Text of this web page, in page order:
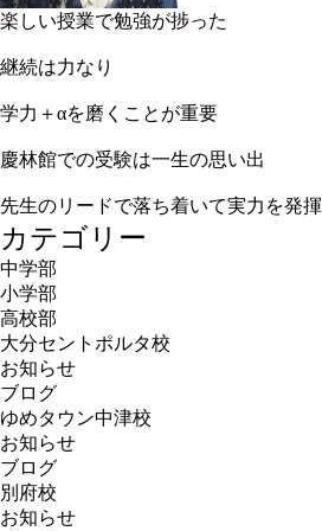
楽しい授業で勉強が捗った
継続は力なり
学力＋αを磨くことが重要
慶林館での受験は一生の思い出
先生のリードで落ち着いて実力を発揮
カテゴリー
中学部
小学部
高校部
大分セントポルタ校
お知らせ
ブログ
ゆめタウン中津校
お知らせ
ブログ
別府校
お知らせ